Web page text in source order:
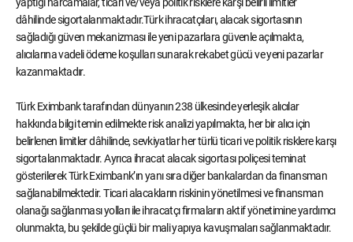
yaptığı harcamalar, ticari ve/veya politik risklere karşı belirli limitler
dâhilinde sigortalanmaktadır.Türk ihracatçıları, alacak sigortasının
sağladığı güven mekanizması ile yeni pazarlara güvenle açılmakta,
alıcılarına vadeli ödeme koşulları sunarak rekabet gücü ve yeni pazarlar
kazanmaktadır.
Türk Eximbank tarafından dünyanın 238 ülkesinde yerleşik alıcılar
hakkında bilgi temin edilmekte risk analizi yapılmakta, her bir alıcı için
belirlenen limitler dâhilinde, sevkiyatlar her türlü ticari ve politik risklere karşı
sigortalanmaktadır. Ayrıca ihracat alacak sigortası poliçesi teminat
gösterilerek Türk Eximbank’ın yanı sıra diğer bankalardan da finansman
sağlanabilmektedir. Ticari alacakların riskinin yönetilmesi ve finansman
olanağı sağlanması yolları ile ihracatçı firmaların aktif yönetimine yardımcı
olunmakta, bu şekilde güçlü bir mali yapıya kavuşmaları sağlanmaktadır.